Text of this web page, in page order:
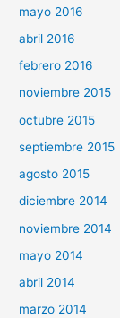
mayo 2016
abril 2016
febrero 2016
noviembre 2015
octubre 2015
septiembre 2015
agosto 2015
diciembre 2014
noviembre 2014
mayo 2014
abril 2014
marzo 2014